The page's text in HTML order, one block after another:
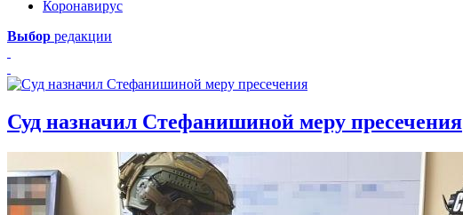
Коронавирус
Выбор редакции
Суд назначил Стефанишиной меру пресечения